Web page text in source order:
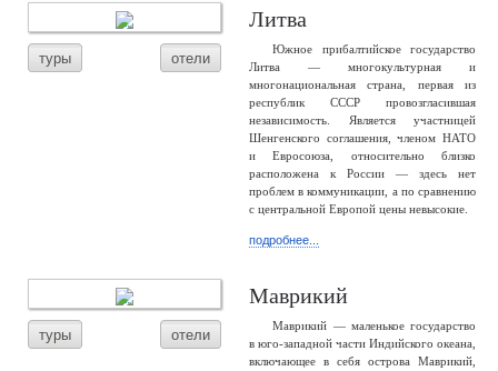
туры отели
Литва
Южное прибалтийское государство
Литва — многокультурная и
многонациональная страна, первая из
республик СССР провозгласившая
независимость. Является участницей
Шенгенского соглашения, членом НАТО
и Евросоюза, относительно близко
расположена к России — здесь нет
проблем в коммуникации, а по сравнению
с центральной Европой цены невысокие.
подробнее...
туры отели
Маврикий
Маврикий — маленькое государство
в юго-западной части Индийского океана,
включающее в себя острова Маврикий,